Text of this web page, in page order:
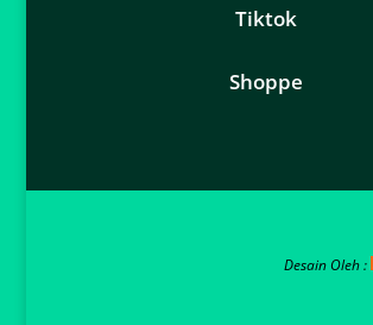
Tiktok
Shoppe
Desain Oleh :